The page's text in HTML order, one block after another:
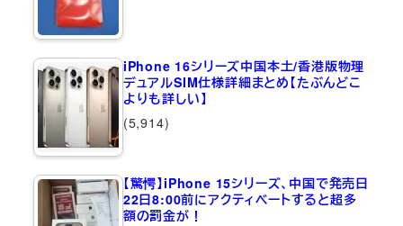
iPhone 16シリーズ中国本土/香港版物理
デュアルSIM仕様詳細まとめ【たぶんどこ
よりも詳しい】
(5,914)
【驚愕】iPhone 15シリーズ、中国で発売日
22日8:00前にアクティベートすると超多
額の罰金が！